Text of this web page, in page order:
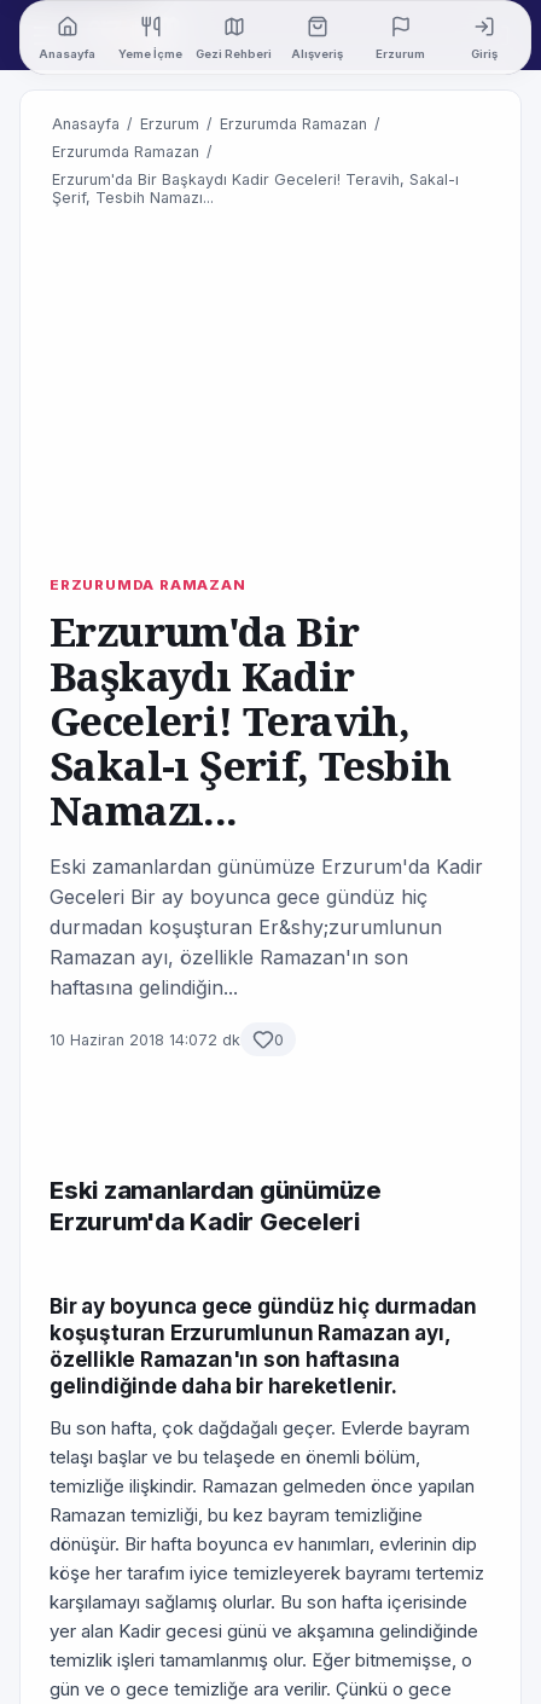
Anasayfa Yeme İçme Gezi Rehberi Alışveriş Erzurum Giriş
Anasayfa / Erzurum / Erzurumda Ramazan /
Erzurumda Ramazan /
Erzurum'da Bir Başkaydı Kadir Geceleri! Teravih, Sakal-ı
Şerif, Tesbih Namazı...
ERZURUMDA RAMAZAN
Erzurum'da Bir
Başkaydı Kadir
Geceleri! Teravih,
Sakal-ı Şerif, Tesbih
Namazı...
Eski zamanlardan günümüze Erzurum'da Kadir
Geceleri Bir ay boyunca gece gündüz hiç
durmadan koşuşturan Er&shy;zurumlunun
Ramazan ayı, özellikle Ramazan'ın son
haftasına gelindiğin...
10 Haziran 2018 14:072 dk 0
Eski zamanlardan günümüze
Erzurum'da Kadir Geceleri
Bir ay boyunca gece gündüz hiç durmadan
koşuşturan Er­zurumlunun Ramazan ayı,
özellikle Ramazan'ın son haftasına
gelindiğinde daha bir hareketlenir.
Bu son hafta, çok dağdağalı geçer. Evlerde bayram
telaşı başlar ve bu telaşede en önemli bölüm,
temizliğe ilişkindir. Ramazan gelmeden önce yapılan
Ramazan temizliği, bu kez bayram temizliğine
dönüşür. Bir haf­ta boyunca ev hanımları, evlerinin dip
köşe her tarafım iyice temizleyerek bayramı tertemiz
karşılamayı sağlamış olurlar. Bu son hafta içerisinde
yer alan Kadir gecesi günü ve akşamına ge­lindiğinde
temizlik işleri tamamlanmış olur. Eğer bitmemişse, o
gün ve o gece temizliğe ara verilir. Çünkü o gece